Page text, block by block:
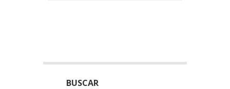
BUSCAR